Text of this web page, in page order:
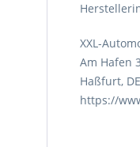
XXL-
Am Hafen 3
Haßfurt,
https://